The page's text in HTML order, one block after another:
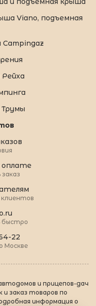
Viano, подъемная
Campingaz
Трумы
оплате
быстро
22
Москве
и прицепов-дач
и заказ товаров по
информация о